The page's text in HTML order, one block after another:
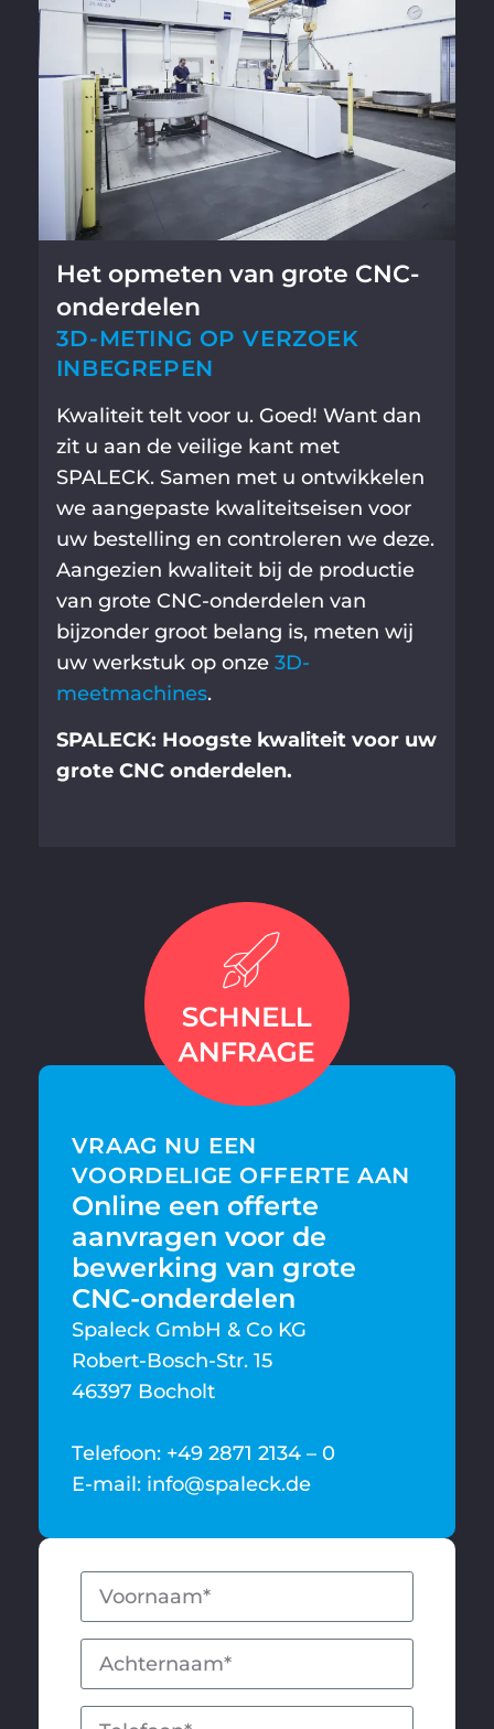
Het opmeten van grote CNC-
onderdelen
3D-METING OP VERZOEK
INBEGREPEN
Kwaliteit telt voor u. Goed! Want dan
zit u aan de veilige kant met
SPALECK. Samen met u ontwikkelen
we aangepaste kwaliteitseisen voor
uw bestelling en controleren we deze.
Aangezien kwaliteit bij de productie
van grote CNC-onderdelen van
bijzonder groot belang is, meten wij
uw werkstuk op onze 3D-
meetmachines.
SPALECK: Hoogste kwaliteit voor uw
grote CNC onderdelen.
VRAAG NU EEN
VOORDELIGE OFFERTE AAN
Online een offerte
aanvragen voor de
bewerking van grote
CNC-onderdelen
Spaleck GmbH & Co KG
Robert-Bosch-Str. 15
46397 Bocholt
Telefoon: +49 2871 2134 – 0
E-mail: info@spaleck.de